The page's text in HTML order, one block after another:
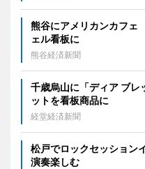
熊谷にアメリカンカフ
ェル看板に
熊谷経済新聞
千歳烏山に「ディア ブ
ットを看板商品に
経堂経済新聞
松戸でロックセッショ
演奏楽しむ